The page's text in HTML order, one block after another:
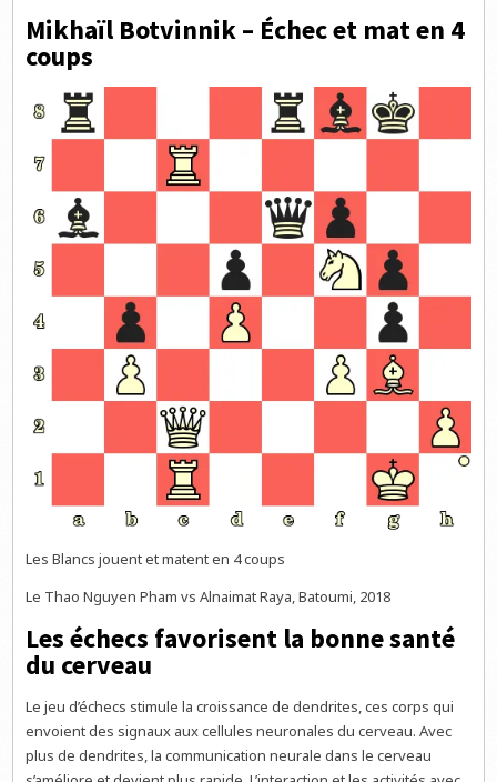
Mikhaïl Botvinnik – Échec et mat en 4
coups
Les Blancs jouent et matent en 4 coups
Le Thao Nguyen Pham vs Alnaimat Raya, Batoumi, 2018
Les échecs favorisent la bonne santé
du cerveau
Le jeu d’échecs stimule la croissance de dendrites, ces corps qui
envoient des signaux aux cellules neuronales du cerveau. Avec
plus de dendrites, la communication neurale dans le cerveau